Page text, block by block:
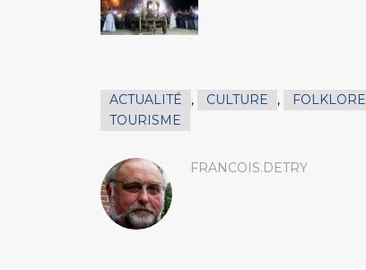
ACTUALITÉ , CULTURE , FOLKLORE
TOURISME
FRANCOIS.DETRY